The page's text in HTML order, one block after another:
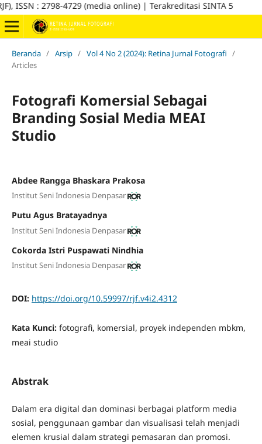
: 2798-4729 (media online) | Terakreditasi SINTA 5
Beranda / Arsip / Vol 4 No 2 (2024): Retina Jurnal Fotografi /
Articles
Fotografi Komersial Sebagai
Branding Sosial Media MEAI
Studio
Abdee Rangga Bhaskara Prakosa
Institut Seni Indonesia Denpasar
Putu Agus Bratayadnya
Institut Seni Indonesia Denpasar
Cokorda Istri Puspawati Nindhia
Institut Seni Indonesia Denpasar
DOI: https://doi.org/10.59997/rjf.v4i2.4312
Kata Kunci: fotografi, komersial, proyek independen mbkm,
meai studio
Abstrak
Dalam era digital dan dominasi berbagai platform media
sosial, penggunaan gambar dan visualisasi telah menjadi
elemen krusial dalam strategi pemasaran dan promosi.